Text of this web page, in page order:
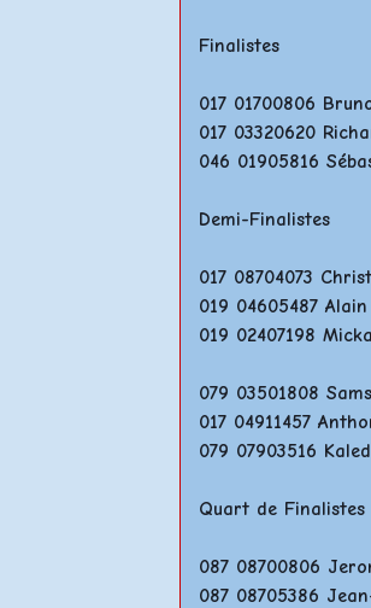
Finalistes
017 01700806
017 03320620
046 01905816
Demi-Finalistes
017 08704073
019 04605487 Alain
019 02407198
079 03501808
017 04911457
079 07903516
Quart de Finalistes
087 08700806
087 08705386